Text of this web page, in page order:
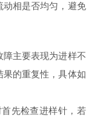
动相是否均匀，避免
障主要表现为进样不
果的重复性，具体如
先检查进样针，若